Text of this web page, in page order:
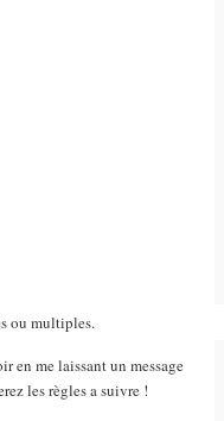
ou multiples.
en me laissant un message
les règles a suivre !